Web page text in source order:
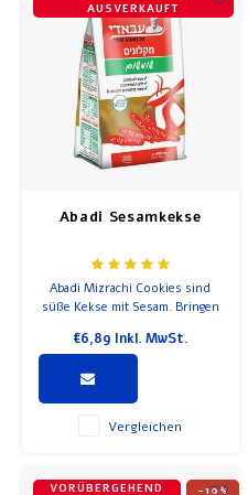
AUSVERKAUFT
Abadi Sesamkekse
Abadi Mizrachi Cookies sind
süße Kekse mit Sesam. Bringen
Hause, um herauszufinden,
warum so viele Israelis süchtig
nach dieser leckeren Leckerei
sind.
€6,89 Inkl. MwSt.
Vergleichen
VORÜBERGEHEND
-10%